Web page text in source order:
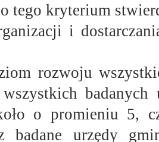
tego kryterium
i
rozwoju
o promieniu
badane urzędy